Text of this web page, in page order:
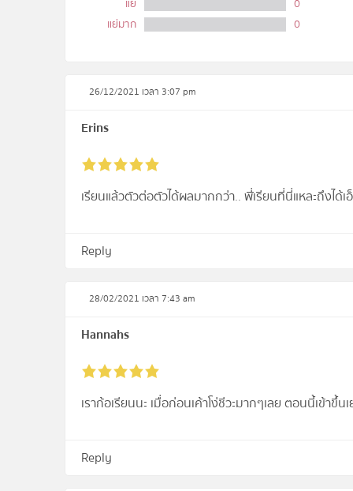
แย่
0
แย่มาก
0
26/12/2021 เวลา 3:07 pm
Erins
เรียนแล้วตัวต่อตัวได้ผลมากกว่า.. พีั่เรียนที่นี่แหละถึงได้
Reply
28/02/2021 เวลา 7:43 am
Hannahs
เราก้อเรียนนะ เมื่อก่อนเค้าโง่ชีวะมากๆเลย ตอนนี้เข้าขึ้
Reply